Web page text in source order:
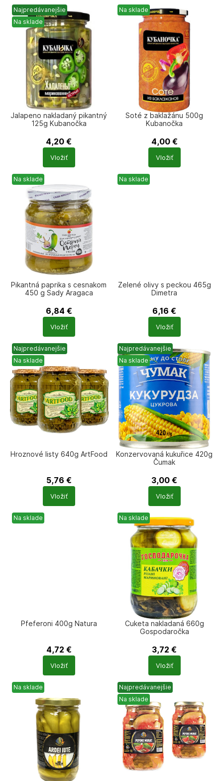
Najpredávanejšie
Na sklade
Jalapeno nakladaný pikantný
125g Kubanočka
4,20 €
Počet
produktů
Vložiť
Na sklade
Soté z baklažánu 500g
Kubanočka
4,00 €
Počet
produktů
Vložiť
Na sklade
Pikantná paprika s cesnakom
450 g Sady Aragaca
6,84 €
Počet
produktů
Vložiť
Na sklade
Zelené olivy s peckou 465g
Dimetra
6,16 €
Počet
produktů
Vložiť
Najpredávanejšie
Na sklade
Hroznové listy 640g ArtFood
5,76 €
Počet
produktů
Vložiť
Najpredávanejšie
Na sklade
Konzervovaná kukuřice 420g
Čumak
3,00 €
Počet
produktů
Vložiť
Na sklade
Pfeferoni 400g Natura
4,72 €
Počet
produktů
Vložiť
Na sklade
Cuketa nakladaná 660g
Gospodaročka
3,72 €
Počet
produktů
Vložiť
Na sklade
Najpredávanejšie
Na sklade